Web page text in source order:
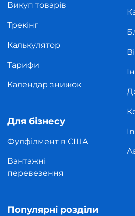
Викуп товарів
Трекінг
Калькулятор
Тарифи
Календар знижок
Для бізнесу
Фулфілмент в США
Вантажні
перевезення
Популярні розділи